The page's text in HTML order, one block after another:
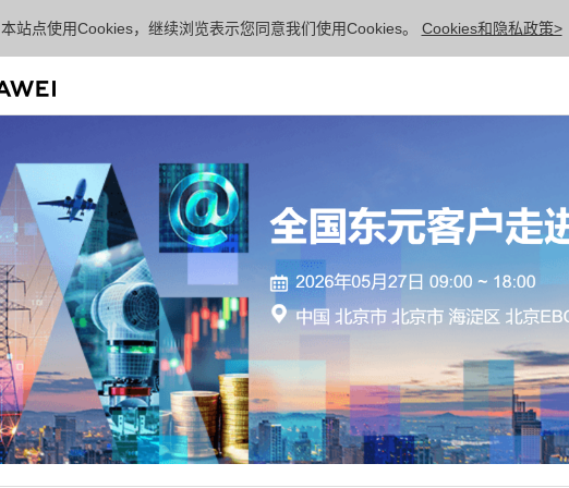
本站点使用Cookies，继续浏览表示您同意我们使用Cookies。 Cookies和隐私政策>